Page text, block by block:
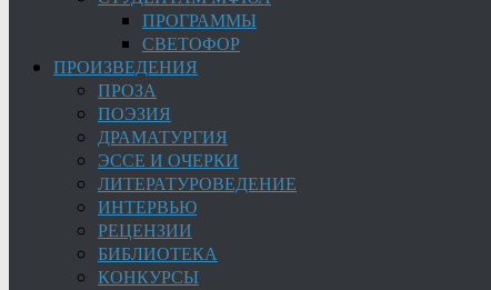
ПРОГРАММЫ
СВЕТОФОР
ПРОИЗВЕДЕНИЯ
ПРОЗА
ПОЭЗИЯ
ДРАМАТУРГИЯ
ЭССЕ И ОЧЕРКИ
ЛИТЕРАТУРОВЕДЕНИЕ
ИНТЕРВЬЮ
РЕЦЕНЗИИ
БИБЛИОТЕКА
КОНКУРСЫ